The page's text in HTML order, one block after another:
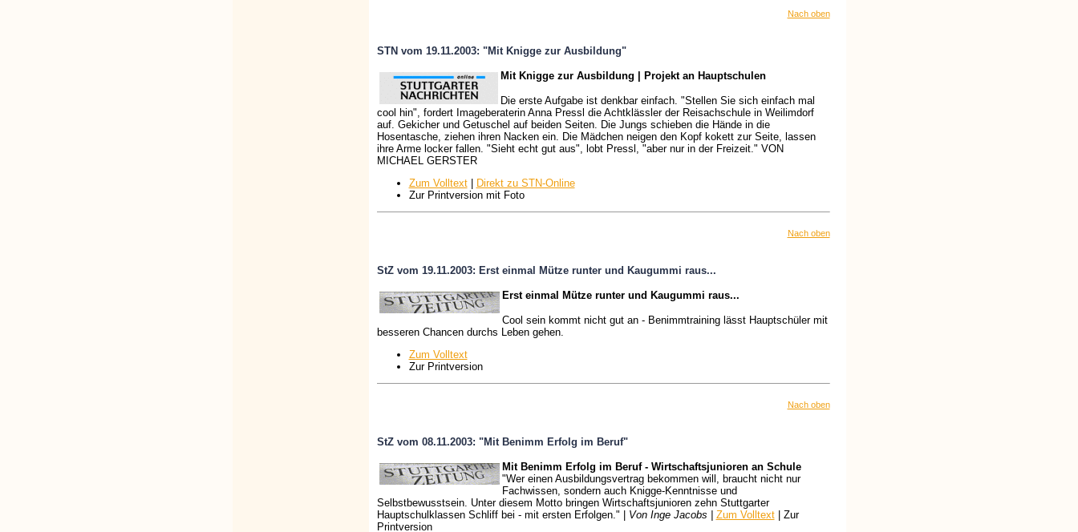
Nach oben
STN vom 19.11.2003: "Mit Knigge zur Ausbildung"
Mit Knigge zur Ausbildung | Projekt an Hauptschulen
Die erste Aufgabe ist denkbar einfach. "Stellen Sie sich einfach mal
cool hin", fordert Imageberaterin Anna Pressl die Achtklässler der Reisachschule in Weilimdorf
auf. Gekicher und Getuschel auf beiden Seiten. Die Jungs schieben die Hände in die
Hosentasche, ziehen ihren Nacken ein. Die Mädchen neigen den Kopf kokett zur Seite, lassen
ihre Arme locker fallen. "Sieht echt gut aus", lobt Pressl, "aber nur in der Freizeit." VON
MICHAEL GERSTER
Zum Volltext|
Direkt zu STN-Online
Zur Printversion mit Foto
Nach oben
StZ vom 19.11.2003: Erst einmal Mütze runter und Kaugummi raus...
Erst einmal Mütze runter und Kaugummi raus...
Cool sein kommt nicht gut an - Benimmtraining lässt Hauptschüler mit
besseren Chancen durchs Leben gehen.
Zum Volltext
Zur Printversion
Nach oben
StZ vom 08.11.2003: "Mit Benimm Erfolg im Beruf"
Mit Benimm Erfolg im Beruf - Wirtschaftsjunioren an Schule
"Wer einen Ausbildungsvertrag bekommen will, braucht nicht nur
Fachwissen, sondern auch Knigge-Kenntnisse und
Selbstbewusstsein. Unter diesem Motto bringen Wirtschaftsjunioren zehn Stuttgarter
Hauptschulklassen Schliff bei - mit ersten Erfolgen." | Von Inge Jacobs | Zum Volltext| Zur
Printversion